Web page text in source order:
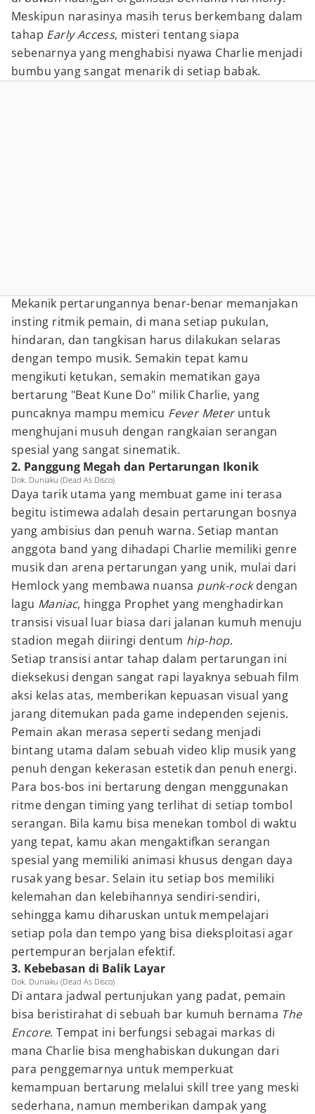
Meskipun narasinya masih terus berkembang dalam
tahap Early Access, misteri tentang siapa
sebenarnya yang menghabisi nyawa Charlie menjadi
bumbu yang sangat menarik di setiap babak.
Mekanik pertarungannya benar-benar memanjakan
insting ritmik pemain, di mana setiap pukulan,
hindaran, dan tangkisan harus dilakukan selaras
dengan tempo musik. Semakin tepat kamu
mengikuti ketukan, semakin mematikan gaya
bertarung "Beat Kune Do" milik Charlie, yang
puncaknya mampu memicu Fever Meteruntuk
menghujani musuh dengan rangkaian serangan
spesial yang sangat sinematik.
2. Panggung Megah dan Pertarungan Ikonik
Dok. Duniaku (Dead As Disco)
Daya tarik utama yang membuat game ini terasa
begitu istimewa adalah desain pertarungan bosnya
yang ambisius dan penuh warna. Setiap mantan
anggota band yang dihadapi Charlie memiliki genre
musik dan arena pertarungan yang unik, mulai dari
Hemlock yang membawa nuansa punk-rockdengan
lagu Maniac, hingga Prophet yang menghadirkan
transisi visual luar biasa dari jalanan kumuh menuju
stadion megah diiringi dentum hip-hop.
Setiap transisi antar tahap dalam pertarungan ini
dieksekusi dengan sangat rapi layaknya sebuah film
aksi kelas atas, memberikan kepuasan visual yang
jarang ditemukan pada game independen sejenis.
Pemain akan merasa seperti sedang menjadi
bintang utama dalam sebuah video klip musik yang
penuh dengan kekerasan estetik dan penuh energi.
Para bos-bos ini bertarung dengan menggunakan
ritme dengan timing yang terlihat di setiap tombol
serangan. Bila kamu bisa menekan tombol di waktu
yang tepat, kamu akan mengaktifkan serangan
spesial yang memiliki animasi khusus dengan daya
rusak yang besar. Selain itu setiap bos memiliki
kelemahan dan kelebihannya sendiri-sendiri,
sehingga kamu diharuskan untuk mempelajari
setiap pola dan tempo yang bisa dieksploitasi agar
pertempuran berjalan efektif.
3. Kebebasan di Balik Layar
Dok. Duniaku (Dead As Disco)
Di antara jadwal pertunjukan yang padat, pemain
bisa beristirahat di sebuah bar kumuh bernama The
Encore. Tempat ini berfungsi sebagai markas di
mana Charlie bisa menghabiskan dukungan dari
para penggemarnya untuk memperkuat
kemampuan bertarung melalui skill tree yang meski
sederhana, namun memberikan dampak yang